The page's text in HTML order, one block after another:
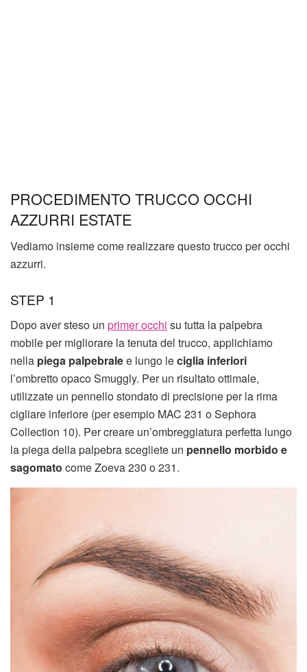
PROCEDIMENTO TRUCCO OCCHI
AZZURRI ESTATE
Vediamo insieme come realizzare questo trucco per occhi
azzurri.
STEP 1
Dopo aver steso un primer occhi su tutta la palpebra
mobile per migliorare la tenuta del trucco, applichiamo
nella piega palpebralee lungo leciglia inferiori
l’ombretto opaco Smuggly. Per un risultato ottimale,
utilizzate un pennello stondato di precisione per la rima
cigliare inferiore (per esempio MAC 231 o Sephora
Collection 10). Per creare un’ombreggiatura perfetta lungo
la piega della palpebra scegliete un pennello morbido e
sagomato come Zoeva 230 o 231.